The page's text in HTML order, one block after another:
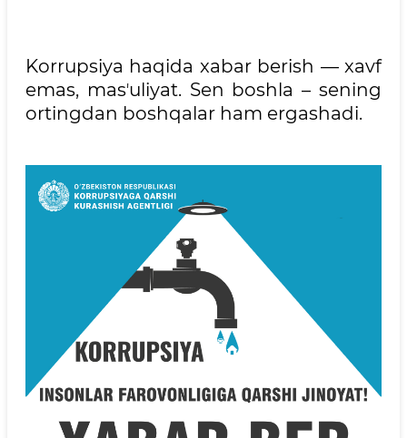
Korrupsiya haqida xabar berish — xavf
emas, masʼuliyat. Sen boshla – sening
ortingdan boshqalar ham ergashadi.